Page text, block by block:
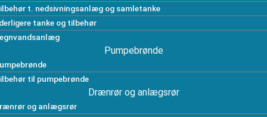
t. nedsivningsanlæg og samletanke
tanke og tilbehør
Pumpebrønde
til pumpebrønde
Drænrør og anlægsrør
og anlægsrør